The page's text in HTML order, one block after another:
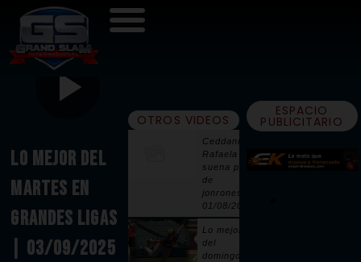
LO MEJOR DEL
MARTES EN
GRANDES LIGAS
| 03/09/2025
OTROS VIDEOS
Ceddanne
Rafaela
suena par
de
jonrones |
01/08/2026
Lo mejor
del
domingo
ESPACIO
PUBLICITARIO